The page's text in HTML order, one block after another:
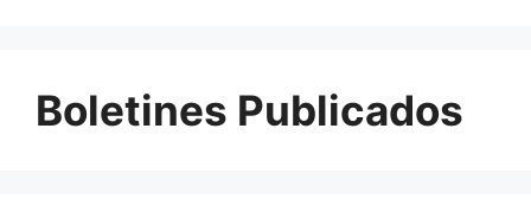
Boletines Publicados